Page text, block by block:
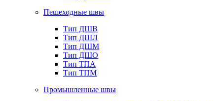
Пешеходные швы
Тип ДШВ
Тип ДШЛ
Тип ДШМ
Тип ДШО
Тип ТПА
Тип ТПМ
Промышленные швы